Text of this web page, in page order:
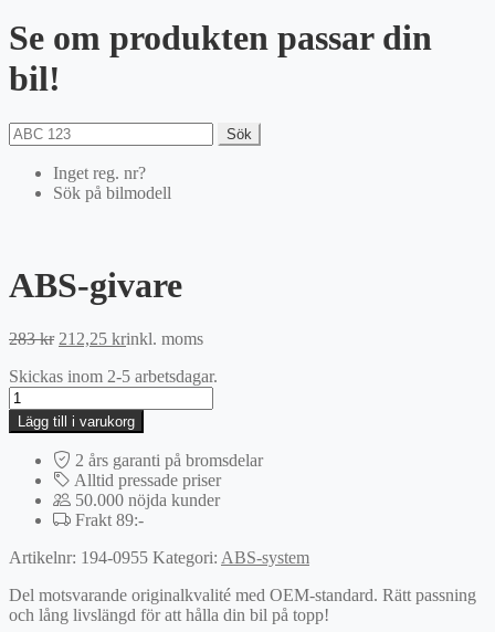
Se om produkten passar din
bil!
Sök
Inget reg. nr?
Sök på bilmodell
ABS-givare
283kr Det
priset
283 kr.
212,25 krDet
priset
212,25 kr.
inkl. moms
Skickas inom 2-5 arbetsdagar.
ABS-
givare
mängd
Lägg till i varukorg
2 års garanti på bromsdelar
Alltid pressade priser
50.000 nöjda kunder
Frakt 89:-
Artikelnr: 194-0955 Kategori: ABS-system
Del motsvarande originalkvalité med OEM-standard. Rätt passning
och lång livslängd för att hålla din bil på topp!